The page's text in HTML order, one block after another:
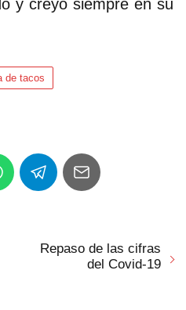
y creyó siempre en su
de tacos
Repaso de las cifras
del Covid-19